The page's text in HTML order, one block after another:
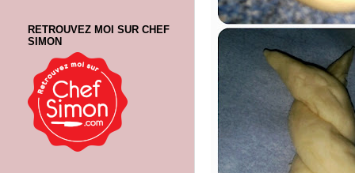
RETROUVEZ MOI SUR CHEF
SIMON